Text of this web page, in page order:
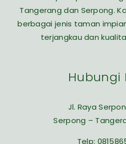
Tangerang dan Serpong.
berbagai jenis taman
terjangkau dan
Hubungi
Jl. Raya
Serpong –
Telp: